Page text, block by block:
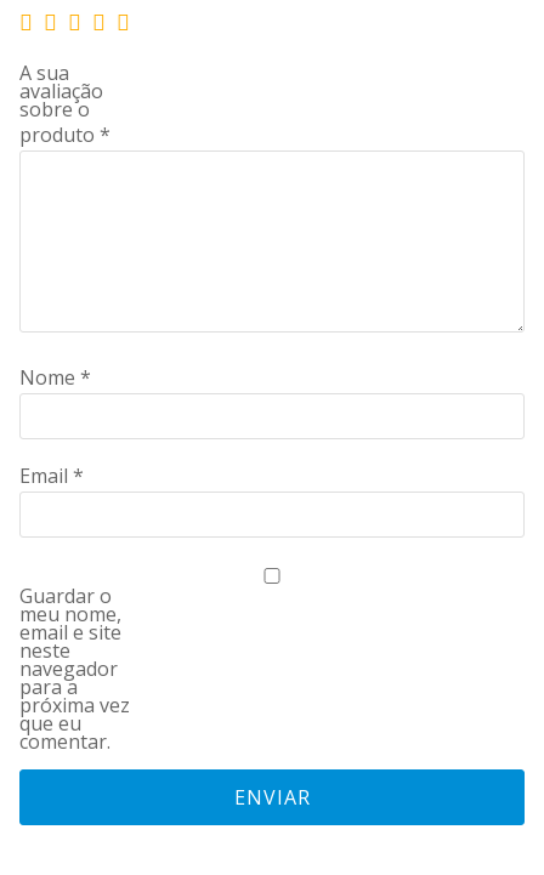
A sua
avaliação
sobre o
produto *
Nome *
Email *
Guardar o
meu nome,
email e site
neste
navegador
para a
próxima vez
que eu
comentar.